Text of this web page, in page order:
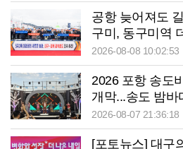
공항 늦어져도
구미, 동구미역
2026-08-08 10:02:53
2026 포항 송도
개막...송도 밤바
2026-08-07 21:36:18
[포토뉴스] 대구